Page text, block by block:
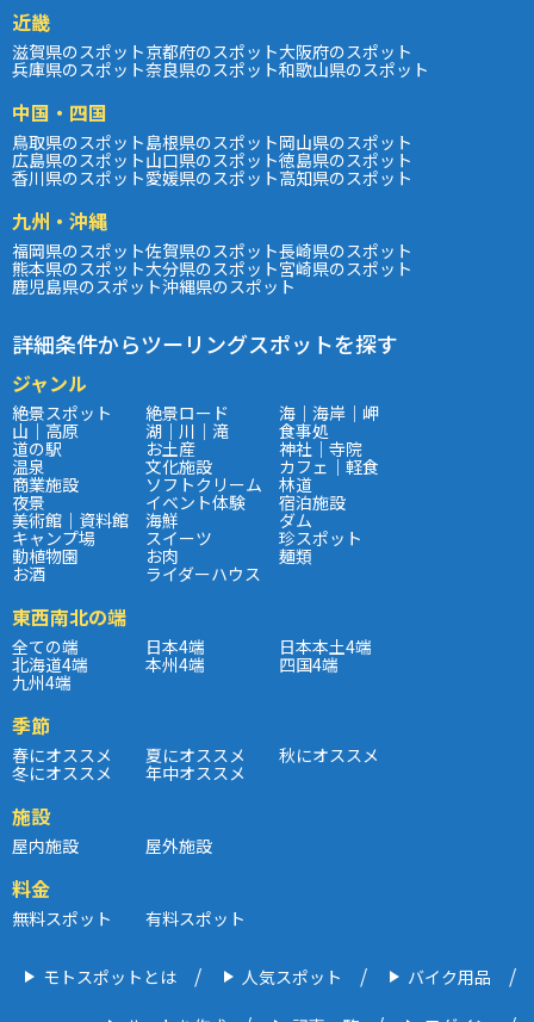
近畿
滋賀県のスポット京都府のスポット大阪府のスポット
兵庫県のスポット奈良県のスポット和歌山県のスポット
中国・四国
鳥取県のスポット島根県のスポット岡山県のスポット
広島県のスポット山口県のスポット徳島県のスポット
香川県のスポット愛媛県のスポット高知県のスポット
九州・沖縄
福岡県のスポット佐賀県のスポット長崎県のスポット
熊本県のスポット大分県のスポット宮崎県のスポット
鹿児島県のスポット沖縄県のスポット
詳細条件からツーリングスポットを探す
ジャンル
絶景スポット 絶景ロード 海｜海岸｜岬
山｜高原 湖｜川｜滝 食事処
道の駅 お土産 神社｜寺院
温泉 文化施設 カフェ｜軽食
商業施設 ソフトクリーム 林道
夜景 イベント体験 宿泊施設
美術館｜資料館 海鮮 ダム
キャンプ場 スイーツ 珍スポット
動植物園 お肉 麺類
お酒 ライダーハウス
東西南北の端
全ての端 日本4端 日本本土4端
北海道4端 本州4端 四国4端
九州4端
季節
春にオススメ 夏にオススメ 秋にオススメ
冬にオススメ 年中オススメ
施設
屋内施設 屋外施設
料金
無料スポット 有料スポット
モトスポットとは 人気スポット バイク用品